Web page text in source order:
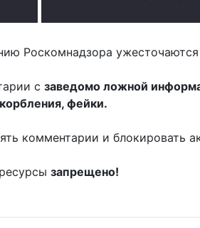
Роскомнадзора
с заведомо ложной
фейки.
комментарии и блокировать
запрещено!